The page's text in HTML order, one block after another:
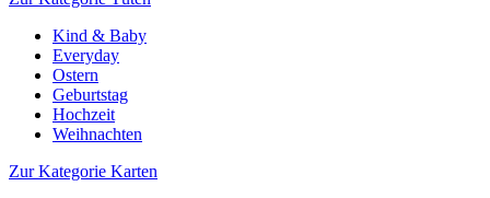
Kind & Baby
Everyday
Ostern
Geburtstag
Hochzeit
Weihnachten
Zur Kategorie Karten